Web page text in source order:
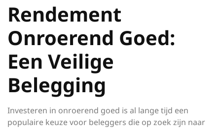
Rendement
Onroerend Goed:
Een Veilige
Belegging
Investeren in onroerend goed is al lange tijd een
populaire keuze voor beleggers die op zoek zijn naar